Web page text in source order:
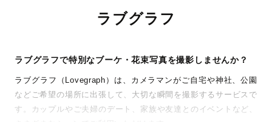
ラブグラフ
ラブグラフで特別なブーケ・花束写真を撮影しませんか？
ラブグラフ（Lovegraph）は、カメラマンがご自宅や神社、公園
などご希望の場所に出張して、大切な瞬間を撮影するサービスで
す。カップルやご夫婦のデート、家族や友達とのイベントなど、